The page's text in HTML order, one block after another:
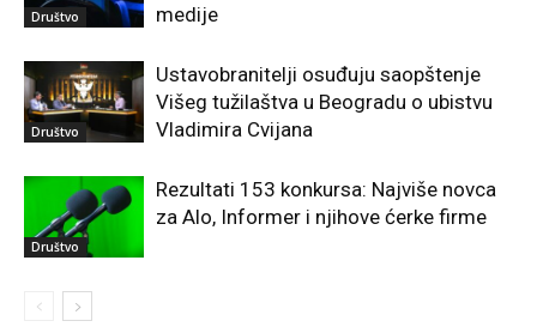
Društvo
medije
Društvo
Ustavobranitelji osuđuju saopštenje
Višeg tužilaštva u Beogradu o ubistvu
Vladimira Cvijana
Društvo
Rezultati 153 konkursa: Najviše novca
za Alo, Informer i njihove ćerke firme